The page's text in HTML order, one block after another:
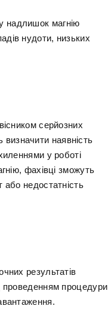
надлишок магнію
нудоти, низьких
серйозних
наявність
у роботі
фахівці зможуть
або недостатність
результатів
проведенням процедури